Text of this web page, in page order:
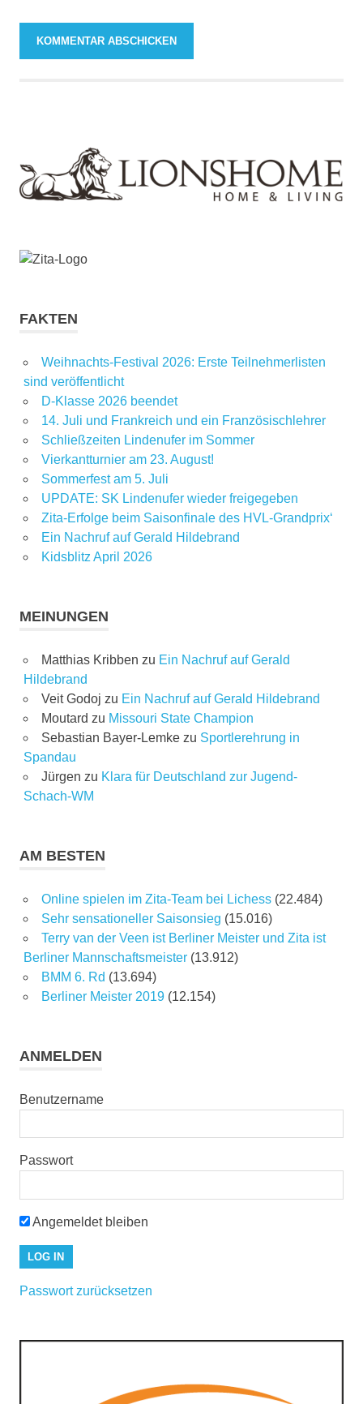
FAKTEN
Weihnachts-Festival 2026: Erste Teilnehmerlisten
sind veröffentlicht
D-Klasse 2026 beendet
14. Juli und Frankreich und ein Französischlehrer
Schließzeiten Lindenufer im Sommer
Vierkantturnier am 23. August!
Sommerfest am 5. Juli
UPDATE: SK Lindenufer wieder freigegeben
Zita-Erfolge beim Saisonfinale des HVL-Grandprix‘
Ein Nachruf auf Gerald Hildebrand
Kidsblitz April 2026
MEINUNGEN
Matthias Kribben zu Ein Nachruf auf Gerald
Hildebrand
Veit Godoj zu Ein Nachruf auf Gerald Hildebrand
Moutard zu Missouri State Champion
Sebastian Bayer-Lemkezu Sportlerehrung in
Spandau
Jürgen zu Klara für Deutschland zur Jugend-
Schach-WM
AM BESTEN
Online spielen im Zita-Team bei Lichess (22.484)
Sehr sensationeller Saisonsieg (15.016)
Terry van der Veen ist Berliner Meister und Zita ist
Berliner Mannschaftsmeister (13.912)
BMM 6. Rd (13.694)
Berliner Meister 2019 (12.154)
ANMELDEN
Benutzername
Passwort
Angemeldet bleiben
Passwort zurücksetzen